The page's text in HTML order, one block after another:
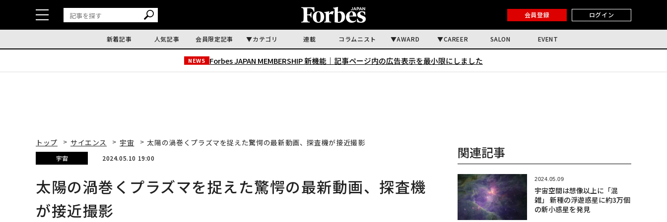
会員登録 ログイン
新着記事 人気記事 会員限定記事 カテゴリ 連載 コラムニスト AWARD CAREER SALON EVENT
NEWS Forbes JAPAN MEMBERSHIP 新機能｜ 記事ページ内の広告表示を最小限にしました
トップ サイエンス 宇宙 太陽の渦巻くプラズマを捉えた驚愕の最新動画、探査機が接近撮影
宇宙 2024.05.10 19:00
太陽の渦巻くプラズマを捉えた驚愕の最新動画、探査機
が接近撮影
関連記事
2024.05.09
宇宙空間は想像以上に「混
雑」 新種の浮遊惑星に約3万個
の新小惑星を発見